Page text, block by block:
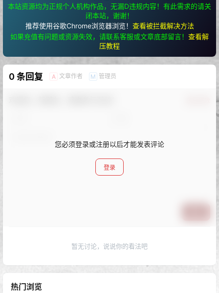
本站资源均为正规个人机构作品，无漏D违规内容！有此需求的请关
闭本站，谢谢！
推荐使用谷歌Chrome浏览器浏览！ 查看被拦截解决方法
如果充值有问题或资源失效，请联系客服或文章底部留言！ 查看解
压教程
0 条回复 A 文章作者 M 管理员
您必须登录或注册以后才能发表评论
登录
暂无讨论，说说你的看法吧
热门浏览